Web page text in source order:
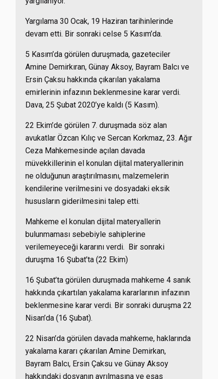
Yargılama 30 Ocak, 19 Haziran tarihinlerinde
devam etti. Bir sonraki celse 5 Kasım’da.
5 Kasım’da görülen duruşmada, gazeteciler
Amine Demirkıran, Günay Aksoy, Bayram Balcı ve
Ersin Çaksu hakkında çıkarılan yakalama
emirlerinin infazının beklenmesine karar verdi.
Dava, 25 Şubat 2020’ye kaldı (5 Kasım).
22 Ekim’de görülen 7. duruşmada söz alan
avukatlar Özcan Kılıç ve Sercan Korkmaz, 23. Ağır
Ceza Mahkemesinde açılan davada
müvekkillerinin el konulan dijital materyallerinin
ne olduğunun araştırılmasını, malzemelerin
kendilerine verilmesini ve dosyadaki eksik
hususların giderilmesini talep etti.
Mahkeme el konulan dijital materyallerin
bulunmaması sebebiyle sahiplerine
verilemeyeceği kararını verdi. Bir sonraki
duruşma 16 Şubat’ta (22 Ekim)
16 Şubat’ta görülen duruşmada mahkeme 4 sanık
hakkında çıkartılan yakalama kararlarının infazının
beklenmesine karar verdi. Bir sonraki duruşma 22
Nisan’da (16 Şubat).
22 Nisan’da görülen davada mahkeme, haklarında
yakalama kararı çıkarılan Amine Demirkan,
Bayram Balcı, Ersin Çaksu ve Günay Aksoy
hakkındaki dosyanın ayrılmasına ve esas